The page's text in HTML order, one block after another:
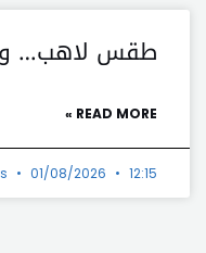
طقس لاهب…
READ MORE »
01/08/2026 12:15 م